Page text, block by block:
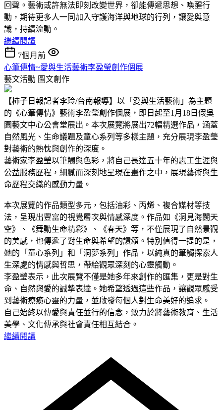
回聲。藝術或許無法即刻改變世界，卻能傳遞思想、喚醒行
動，期待更多人一同加入守護海洋與地球的行列，讓愛與意
識，持續流動。
繼續閱讀
7個月前
心筆傳情~愛與生活藝術李盈瑩創作個展
藝文活動 圖文創作
【柿子日報記者李玲/台南報導】以「愛與生活藝術」為主題
的《心筆傳情》藝術李盈瑩創作個展，即日起至1月18日假吳
園藝文中心公會堂展出。本次展覽將展出72幅精選作品，涵蓋
自然風光、生命議題及童心系列等多樣主題，充分展現李盈瑩
對藝術的熱忱與創作的深度。
藝術家李盈瑩以筆觸與色彩，將自己長達五十年的志工生涯與
公益服務歷程，細膩而深刻地呈現在畫作之中，展現藝術與生
命歷程交織的感動力量。
本次展覽的作品類型多元，包括油彩、丙烯、複合媒材等技
法，呈現出豐富的視覺層次與情感深度。作品如《洞見海闊天
空》、《舞動生命精彩》、《春天》等，不僅展現了自然景觀
的美感，也傳遞了對生命與希望的讚頌。特別值得一提的是，
她的「童心系列」和「洞夢系列」作品，以純真的筆觸探索人
生深處的情感與哲思，帶給觀眾深刻的心靈觸動。
李盈瑩表示，此次展覽不僅是她多年來創作的匯集，更是對生
命、自然與愛的誠摯表達。她希望透過這些作品，讓觀眾感受
到藝術療癒心靈的力量，並啟發每個人對生命美好的追求。
自己始終以傳愛與責任並行的信念，致力於將藝術教育、生活
美學、文化傳承與社會責任相互結合。
繼續閱讀